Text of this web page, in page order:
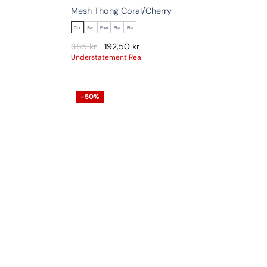
Mesh Thong Coral/Cherry
Cor San Pow Bla Bla
385kr 192,50 kr
Understatement Rea
-50%